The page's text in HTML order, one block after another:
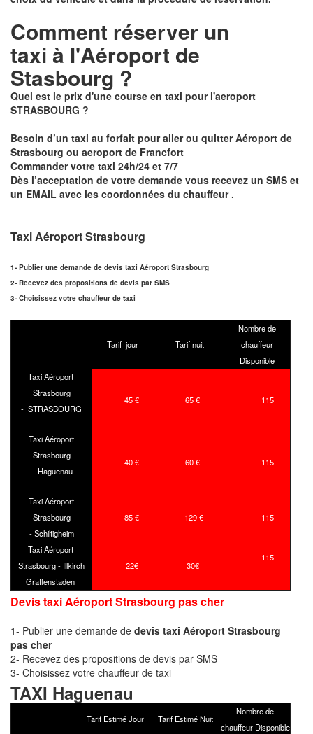
Comment réserver un
taxi à l'Aéroport de
Stasbourg ?
Quel est le prix d'une course en taxi pour l'aeroport
STRASBOURG ?
Besoin d’un taxi au forfait pour aller ou quitter Aéroport de
Strasbourg ou aeroport de Francfort
Commander votre taxi 24h/24 et 7/7
Dès l’acceptation de votre demande vous recevez un SMS et
un EMAIL avec les coordonnées du chauffeur .
Taxi Aéroport Strasbourg
1- Publier une demande de devis taxi Aéroport Strasbourg
2- Recevez des propositions de devis par SMS
3- Choisissez votre chauffeur de taxi
Tarif jour Tarif nuit
Nombre de
chauffeur
Disponible
Taxi Aéroport
Strasbourg
- STRASBOURG
45 € 65 € 115
Taxi Aéroport
Strasbourg
- Haguenau
40 € 60 € 115
Taxi Aéroport
Strasbourg
- Schiltigheim
85 € 129 € 115
Taxi Aéroport
Strasbourg - Illkirch
Graffenstaden
22€ 30€
115
Devis taxi Aéroport Strasbourg pas cher
1- Publier une demande de devis taxi Aéroport Strasbourg
pas cher
2- Recevez des propositions de devis par SMS
3- Choisissez votre chauffeur de taxi
TAXI Haguenau
Tarif Estimé Jour Tarif Estimé Nuit
Nombre de
chauffeur Disponible